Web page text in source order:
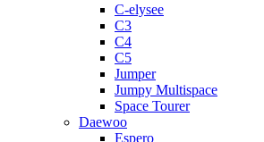
C-elysee
C3
C4
C5
Jumper
Jumpy Multispace
Space Tourer
Daewoo
Espero